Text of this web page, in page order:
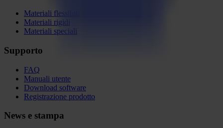
Materiali flessibili
Materiali rigidi
Materiali speciali
Supporto
FAQ
Manuali utente
Download software
Registrazione prodotto
News e stampa